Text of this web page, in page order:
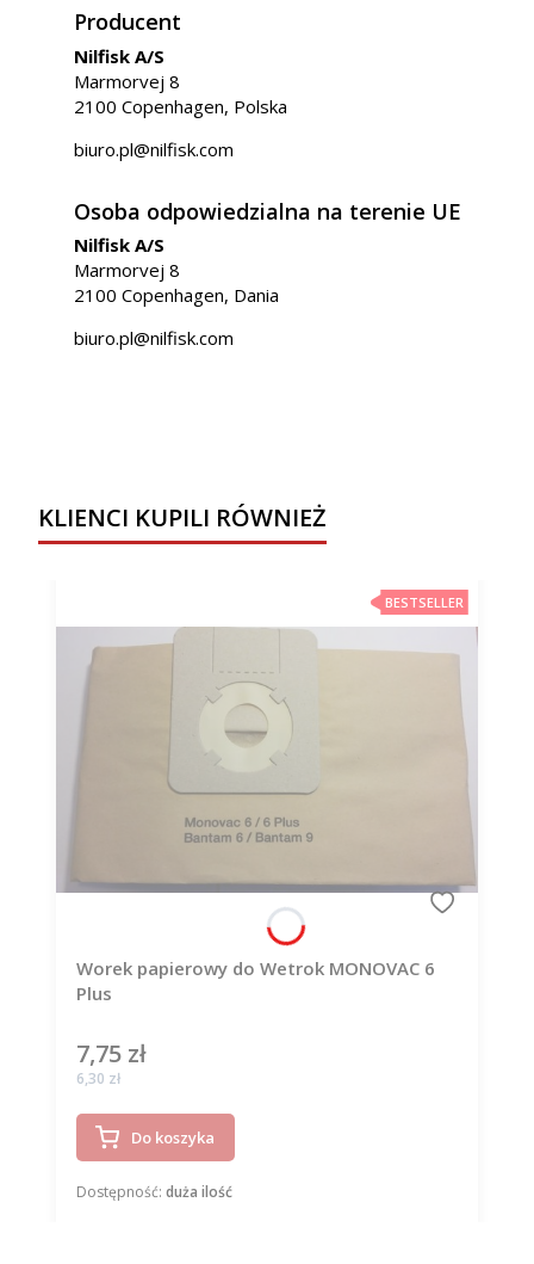
Producent
Nilfisk A/S
Marmorvej 8
2100 Copenhagen, Polska
biuro.pl@nilfisk.com
Osoba odpowiedzialna na terenie UE
Nilfisk A/S
Marmorvej 8
2100 Copenhagen, Dania
biuro.pl@nilfisk.com
KLIENCI KUPILI RÓWNIEŻ
BESTSELLER
Worek papierowy do Wetrok MONOVAC 6
Plus
Cena
7,75 zł
Cena
6,30 zł
Do koszyka
Dostępność: duża ilość